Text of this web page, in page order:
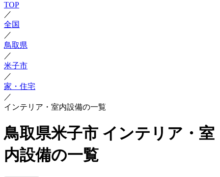
TOP
／
全国
／
鳥取県
／
米子市
／
家・住宅
／
インテリア・室内設備の一覧
鳥取県米子市 インテリア・室
内設備の一覧